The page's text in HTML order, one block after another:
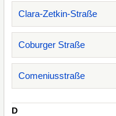
Clara-Zetkin-Straße
Coburger Straße
Comeniusstraße
D